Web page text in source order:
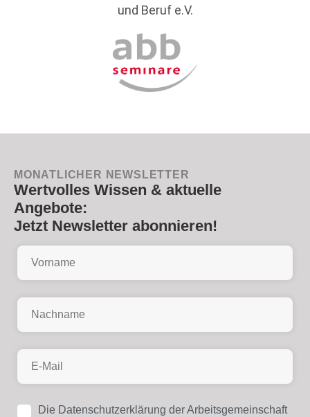
und Beruf e.V.
MONATLICHER NEWSLETTER
Wertvolles Wissen & aktuelle
Angebote:
Jetzt Newsletter abonnieren!
Die Datenschutzerklärung der Arbeitsgemeinschaft